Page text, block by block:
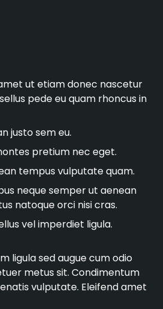
ut etiam donec nascetur
pede eu quam rhoncus in
justo sem eu.
pretium nec eget.
tempus vulputate quam.
neque semper ut aenean
natoque orci nisi cras.
vel imperdiet ligula.
ligula sed augue cum odio
metus sit. Condimentum
vulputate. Eleifend amet